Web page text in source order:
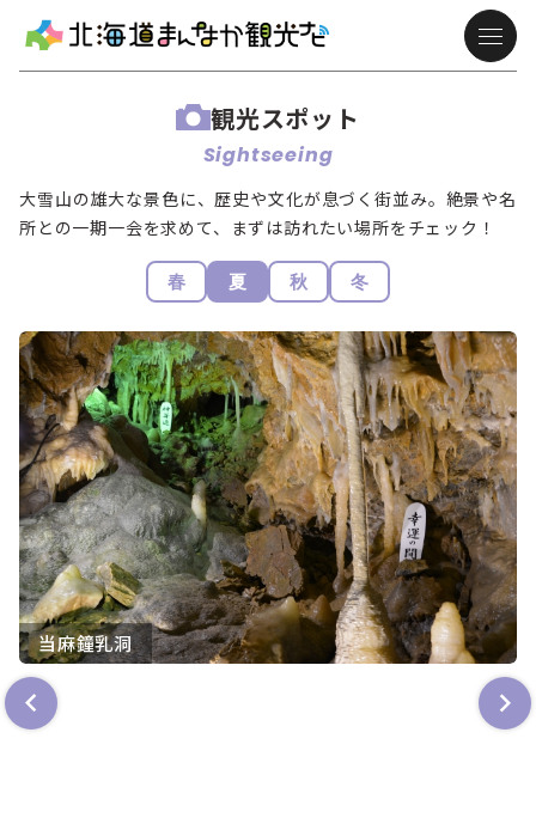
観光スポット
Sightseeing
大雪山の雄大な景色に、歴史や文化が息づく街並み。絶景や名
所との一期一会を求めて、まずは訪れたい場所をチェック！
春 夏 秋 冬
当麻鐘乳洞